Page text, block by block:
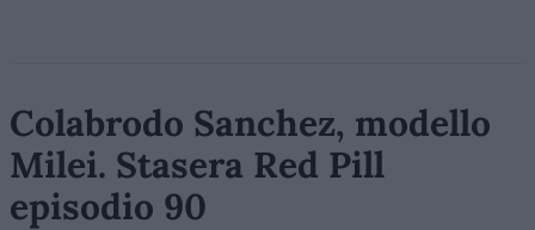
Colabrodo Sanchez, modello
Milei. Stasera Red Pill
episodio 90